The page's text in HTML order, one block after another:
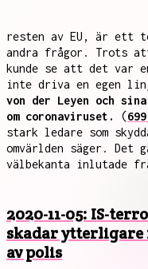
resten av EU, är ett
andra frågor. Trots att
kunde se att det var
inte driva en egen
von der Leyen och
om coronaviruset.
(
stark ledare som
omvärlden säger.
välbekanta inlutade
2020-11-05: IS-
skadar ytterligare
av polis